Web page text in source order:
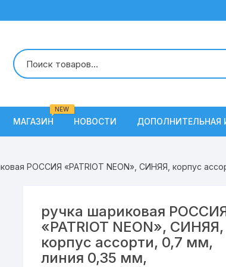
МАГАЗИН
NEW
НОВОСТИ ДОПОЛНИТЕЛЬНАЯ
Наши вакансии
Контакты
РОССИЯ «PATRIOT NEON», СИНЯЯ, корпус
ручка шариковая
«PATRIOT NEON», СИНЯЯ,
корпус ассорти, 0,7 мм,
линия 0,35 мм,